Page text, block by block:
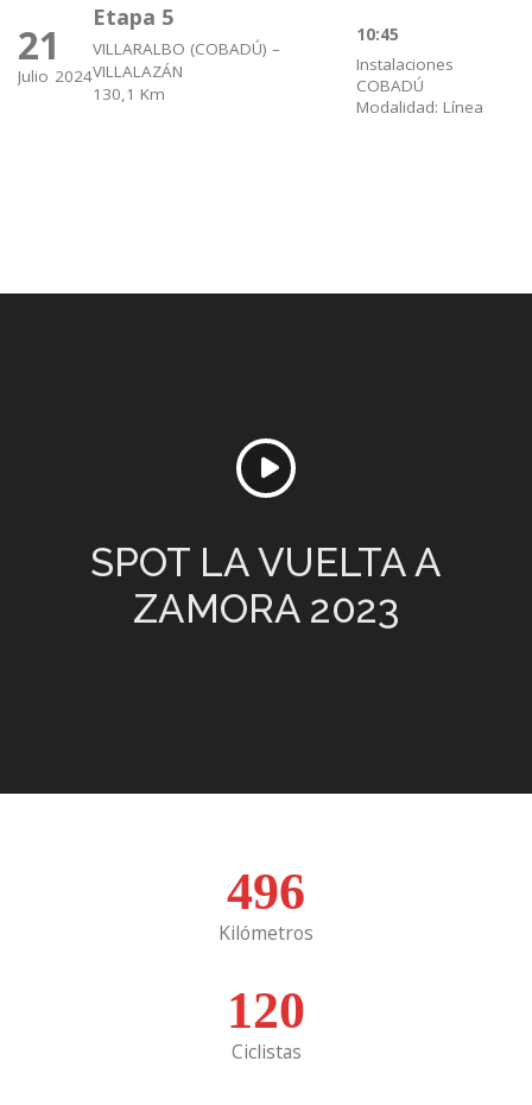
21
Julio 2024
Etapa 5
VILLARALBO (COBADÚ) –
VILLALAZÁN
130,1 Km
10:45
Instalaciones
COBADÚ
Modalidad: Línea
SPOT LA VUELTA A
ZAMORA 2023
496
Kilómetros
120
Ciclistas